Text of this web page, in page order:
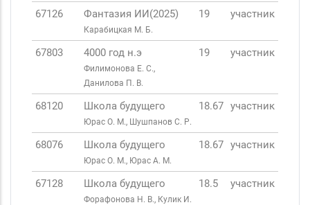
67126 Фантазия ИИ(2025)
Карабицкая М. Б.
19 участник
67803 4000 год н.э
Филимонова Е. С.,
Данилова П. В.
19 участник
68120 Школа будущего
Юрас О. М., Шушпанов С. Р.
18.67 участник
68076 Школа будущего
Юрас О. М., Юрас А. М.
18.67 участник
67128 Школа будущего
Форафонова Н. В., Кулик И.
18.5 участник